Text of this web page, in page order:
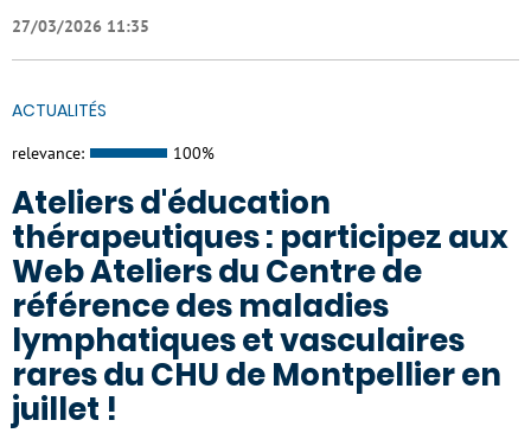
27/03/2026 11:35
ACTUALITÉS
relevance: 100%
Ateliers d'éducation
thérapeutiques : participez aux
Web Ateliers du Centre de
référence des maladies
lymphatiques et vasculaires
rares du CHU de Montpellier en
juillet !